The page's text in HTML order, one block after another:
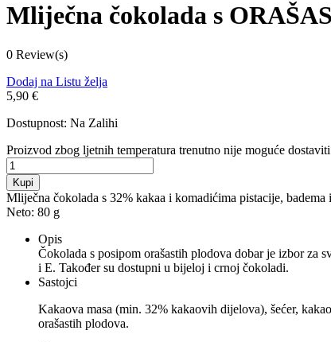
Mliječna čokolada s
0 Review(s)
Dodaj na Listu želja
5,90 €
Dostupnost: Na Zalihi
Proizvod zbog ljetnih temperatura trenutno nije moguće
Kupi
Mliječna čokolada s 32% kakaa i komadićima pistacije,
Neto: 80 g
Opis
Čokolada s posipom orašastih plodova dobar je izbor za
i E. Također su dostupni u bijeloj i crnoj čokoladi.
Sastojci
Kakaova masa (min. 32% kakaovih dijelova), šećer,
orašastih plodova.